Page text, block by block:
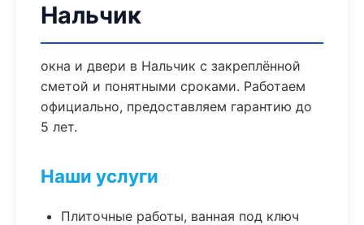
Нальчик
окна и двери в Нальчик с закреплённой
сметой и понятными сроками. Работаем
официально, предоставляем гарантию до
5 лет.
Наши услуги
Плиточные работы, ванная под ключ